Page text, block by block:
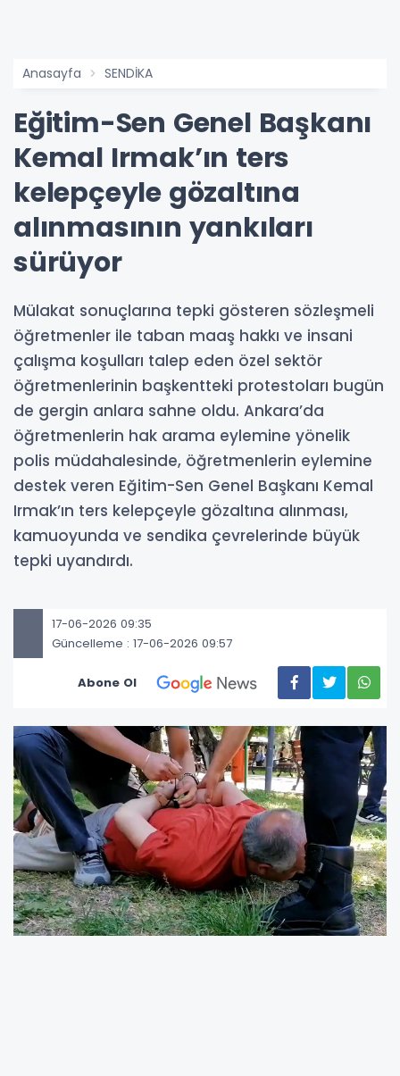
Anasayfa SENDİKA
Eğitim-Sen Genel Başkanı
Kemal Irmak’ın ters
kelepçeyle gözaltına
alınmasının yankıları
sürüyor
Mülakat sonuçlarına tepki gösteren sözleşmeli
öğretmenler ile taban maaş hakkı ve insani
çalışma koşulları talep eden özel sektör
öğretmenlerinin başkentteki protestoları bugün
de gergin anlara sahne oldu. Ankara’da
öğretmenlerin hak arama eylemine yönelik
polis müdahalesinde, öğretmenlerin eylemine
destek veren Eğitim-Sen Genel Başkanı Kemal
Irmak’ın ters kelepçeyle gözaltına alınması,
kamuoyunda ve sendika çevrelerinde büyük
tepki uyandırdı.
17-06-2026 09:35
Güncelleme : 17-06-2026 09:57
Abone Ol